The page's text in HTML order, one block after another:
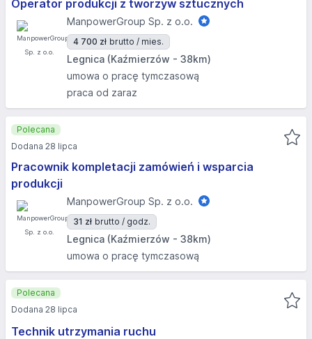
Operator produkcji z tworzyw sztucznych
ManpowerGroup Sp. z o.o.
4 700 zł brutto / mies.
Legnica (Kaźmierzów - 38km)
umowa o pracę tymczasową
praca od zaraz
Pracownik kompletacji zamówień i wsparcia
produkcji
ManpowerGroup Sp. z o.o.
31 zł brutto / godz.
Legnica (Kaźmierzów - 38km)
umowa o pracę tymczasową
Polecana
Dodana 28 lipca
Technik utrzymania ruchu
Polecana
Dodana 28 lipca